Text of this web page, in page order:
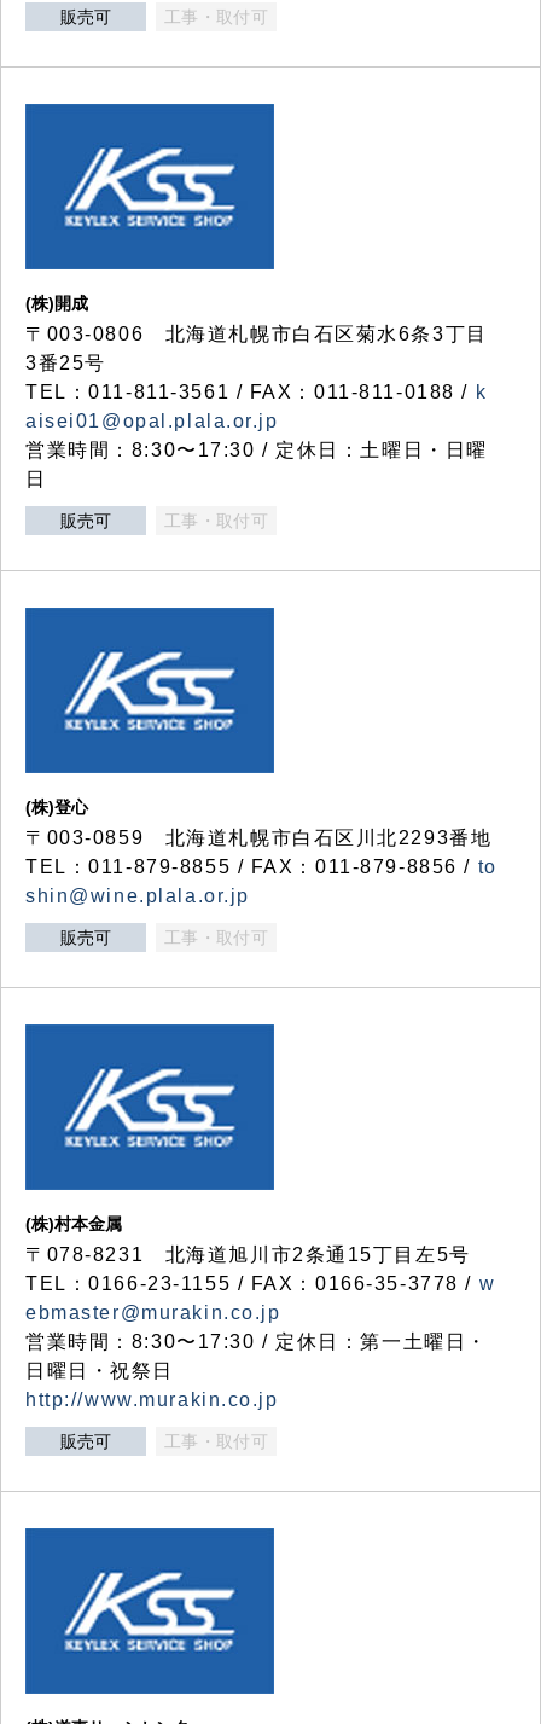
販売可 工事・取付可
(株)開成
〒003-0806 北海道札幌市白石区菊水6条3丁目
3番25号
TEL：011-811-3561 / FAX：011-811-0188 / k
aisei01@opal.plala.or.jp
営業時間：8:30〜17:30 / 定休日：土曜日・日曜
日
販売可 工事・取付可
(株)登心
〒003-0859 北海道札幌市白石区川北2293番地
TEL：011-879-8855 / FAX：011-879-8856 / to
shin@wine.plala.or.jp
販売可 工事・取付可
(株)村本金属
〒078-8231 北海道旭川市2条通15丁目左5号
TEL：0166-23-1155 / FAX：0166-35-3778 / w
ebmaster@murakin.co.jp
営業時間：8:30〜17:30 / 定休日：第一土曜日・
日曜日・祝祭日
http://www.murakin.co.jp
販売可 工事・取付可